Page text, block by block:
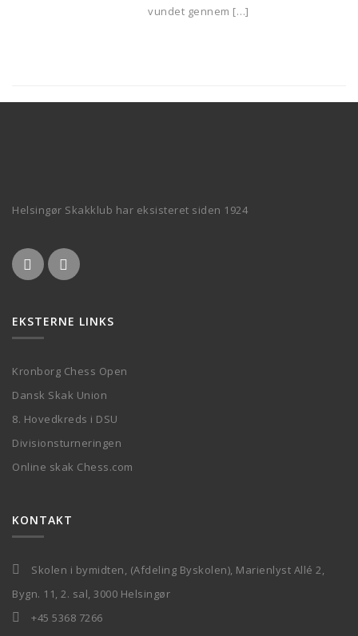
vundet gennem […]
Helsingør Skakklub har eksisteret siden 1924
EKSTERNE LINKS
Kronborg Chess Open
Dansk Skak Union
8. Hovedkreds i DSU
Divisionsturneringen
Online skak Chess.com
KONTAKT
Skolen i bymidten, (Afdeling Byskolen), Marienlyst Allé 2,
Bygn. 11, 2. sal, 3000 Helsingør
+45 5368 7266